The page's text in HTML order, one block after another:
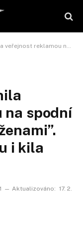
s “reálnými ženami”. Mají strie, celulitidu i kila navíc
na spodní
i kila
Aktualizováno: 17. 2.